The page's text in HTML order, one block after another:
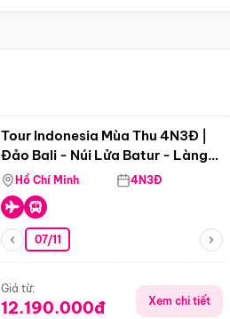
Tour Indonesia Mùa Thu 4N3Đ |
Đảo Bali - Núi Lửa Batur - Làng
Penglipuran
Hồ Chí Minh 4N3Đ
07/11
Giá từ:
12.190.000đ Xem chi tiết